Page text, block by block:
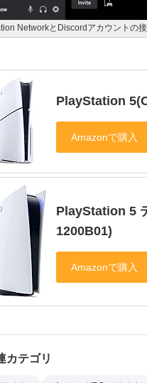
NetworkとDiscordアカウントの
PlayStation
PlayStation 5
1200B01)
カテゴリ